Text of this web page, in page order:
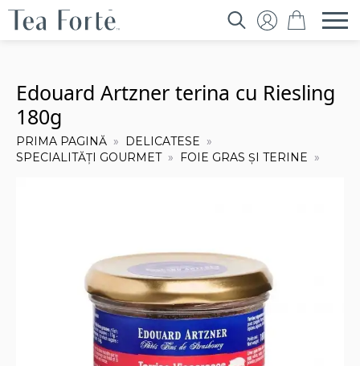
Edouard Artzner terina cu Riesling
180g
PRIMA PAGINĂ
DELICATESE
SPECIALITĂȚI GOURMET
FOIE GRAS ȘI TERINE